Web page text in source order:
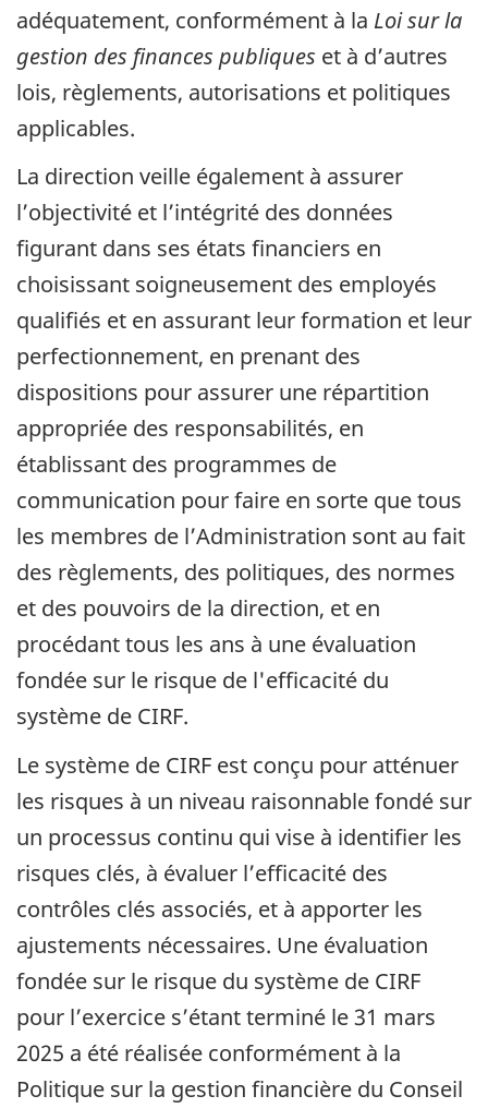
adéquatement, conformément à la Loi sur la
gestion des finances publiques et à d’autres
lois, règlements, autorisations et politiques
applicables.
La direction veille également à assurer
l’objectivité et l’intégrité des données
figurant dans ses états financiers en
choisissant soigneusement des employés
qualifiés et en assurant leur formation et leur
perfectionnement, en prenant des
dispositions pour assurer une répartition
appropriée des responsabilités, en
établissant des programmes de
communication pour faire en sorte que tous
les membres de l’Administration sont au fait
des règlements, des politiques, des normes
et des pouvoirs de la direction, et en
procédant tous les ans à une évaluation
fondée sur le risque de l'efficacité du
système de CIRF.
Le système de CIRF est conçu pour atténuer
les risques à un niveau raisonnable fondé sur
un processus continu qui vise à identifier les
risques clés, à évaluer l’efficacité des
contrôles clés associés, et à apporter les
ajustements nécessaires. Une évaluation
fondée sur le risque du système de CIRF
pour l’exercice s’étant terminé le 31 mars
2025 a été réalisée conformément à la
Politique sur la gestion financière du Conseil